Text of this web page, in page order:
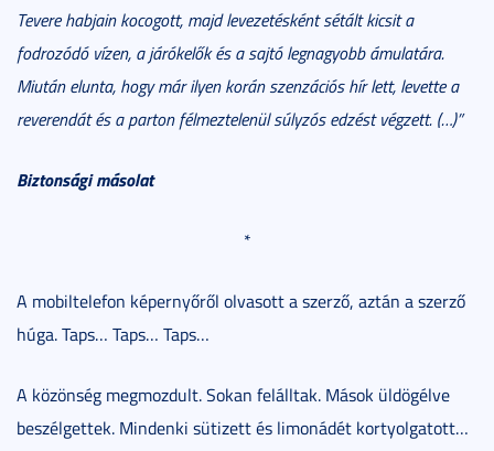
Tevere habjain kocogott, majd levezetésként sétált kicsit a
fodrozódó vízen, a járókelők és a sajtó legnagyobb ámulatára.
Miután elunta, hogy már ilyen korán szenzációs hír lett, levette a
reverendát és a parton félmeztelenül súlyzós edzést végzett. (…)”
Biztonsági másolat
*
A mobiltelefon képernyőről olvasott a szerző, aztán a szerző
húga. Taps… Taps… Taps…
A közönség megmozdult. Sokan felálltak. Mások üldögélve
beszélgettek. Mindenki sütizett és limonádét kortyolgatott…